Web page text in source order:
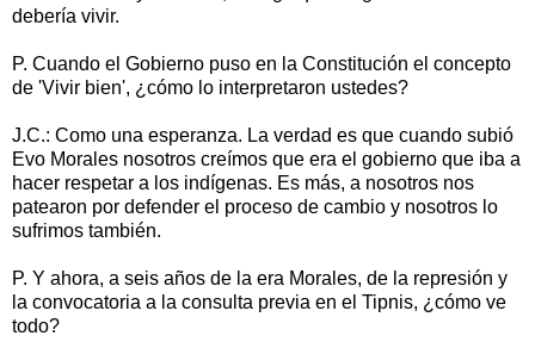
debería vivir.
P. Cuando el Gobierno puso en la Constitución el concepto
de 'Vivir bien', ¿cómo lo interpretaron ustedes?
J.C.: Como una esperanza. La verdad es que cuando subió
Evo Morales nosotros creímos que era el gobierno que iba a
hacer respetar a los indígenas. Es más, a nosotros nos
patearon por defender el proceso de cambio y nosotros lo
sufrimos también.
P. Y ahora, a seis años de la era Morales, de la represión y
la convocatoria a la consulta previa en el Tipnis, ¿cómo ve
todo?